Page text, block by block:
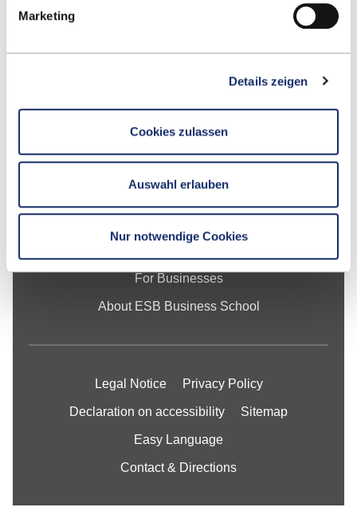
Marketing
Details zeigen
Cookies zulassen
Auswahl erlauben
Nur notwendige Cookies
-
Contact
School
For Businesses
About ESB Business School
Legal Notice Privacy Policy
Declaration on accessibility Sitemap
Easy Language
Contact & Directions